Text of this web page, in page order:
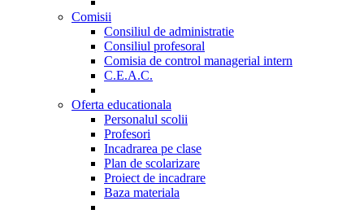
Comisii
Consiliul de administratie
Consiliul profesoral
Comisia de control managerial intern
C.E.A.C.
Oferta educationala
Personalul scolii
Profesori
Incadrarea pe clase
Plan de scolarizare
Proiect de incadrare
Baza materiala